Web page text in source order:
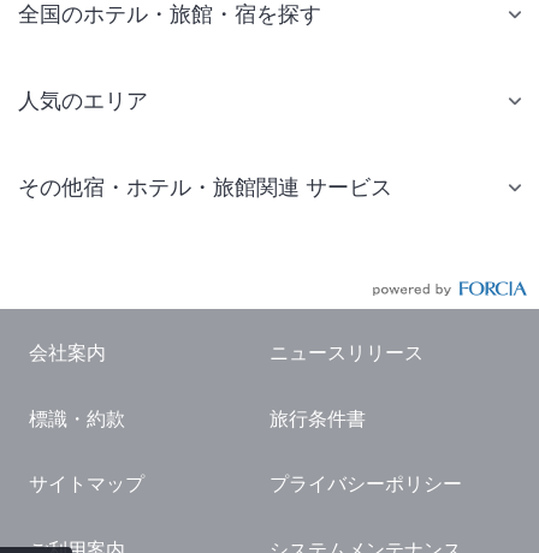
全国のホテル・旅館・宿を探す
人気のエリア
仙台 ホテル
東京ドーム ホテル
横浜 ホテル
熱海 ホテル
その他宿・ホテル・旅館関連 サービス
国内観光ガイド
旅行・観光情報
会社案内 ニュースリリース
標識・約款 旅行条件書
サイトマップ プライバシーポリシー